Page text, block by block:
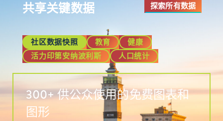
共享关键数据 探索所有数据
社区数据快照 教育
健康
活力印第安纳波利斯
人口统计
300+ 供公众使用的免费图表和
图形